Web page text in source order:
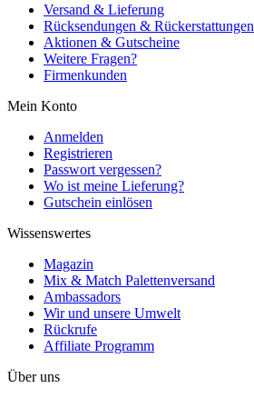
Versand & Lieferung
Rücksendungen & Rückerstattungen
Aktionen & Gutscheine
Weitere Fragen?
Firmenkunden
Mein Konto
Anmelden
Registrieren
Passwort vergessen?
Wo ist meine Lieferung?
Gutschein einlösen
Wissenswertes
Magazin
Mix & Match Palettenversand
Ambassadors
Wir und unsere Umwelt
Rückrufe
Affiliate Programm
Über uns